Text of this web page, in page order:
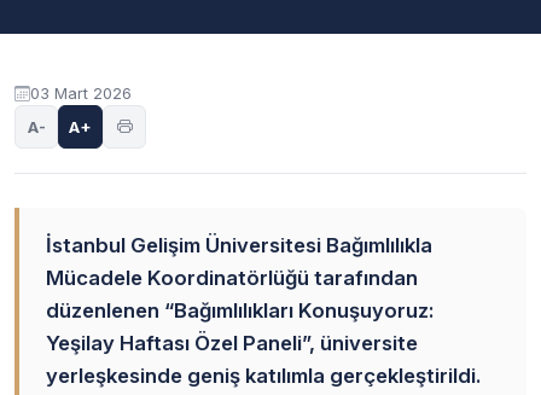
03 Mart 2026
A- A+
İstanbul Gelişim Üniversitesi Bağımlılıkla
Mücadele Koordinatörlüğü tarafından
düzenlenen “Bağımlılıkları Konuşuyoruz:
Yeşilay Haftası Özel Paneli”, üniversite
yerleşkesinde geniş katılımla gerçekleştirildi.